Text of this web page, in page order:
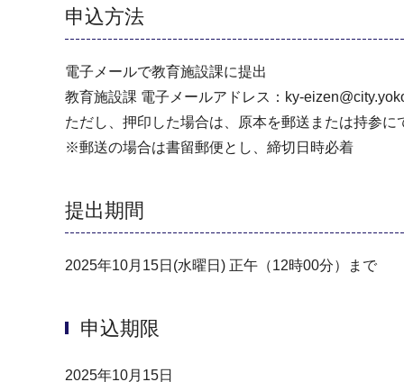
申込方法
電子メールで教育施設課に提出
教育施設課 電子メールアドレス：ky-
ただし、押印した場合は、原本を郵送または持参に
※郵送の場合は書留郵便とし、締切日時必着
提出期間
2025年10月15日(水曜日) 正午（12時00分）まで
申込期限
2025年10月15日